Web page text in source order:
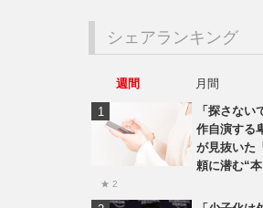
シェアランキング
週間 月間
「探さな
作自演する
が見抜いた
頼に潜む“
★ 2